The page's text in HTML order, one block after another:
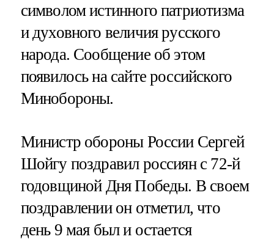
символом истинного патриотизма
и духовного величия русского
народа. Сообщение об этом
появилось на сайте российского
Минобороны.
Министр обороны России Сергей
Шойгу поздравил россиян с 72-й
годовщиной Дня Победы. В своем
поздравлении он отметил, что
день 9 мая был и остается